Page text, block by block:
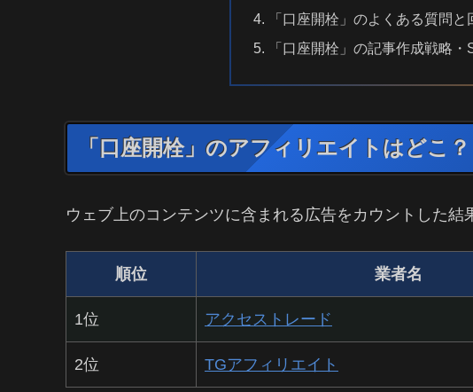
「口座開栓」のよくある質問と
「口座開栓」の記事作成戦略・
「口座開栓」のアフィリエイトはどこ？
ウェブ上のコンテンツに含まれる広告をカウントした結
順位 業者名
1位 アクセストレード
2位 TGアフィリエイト